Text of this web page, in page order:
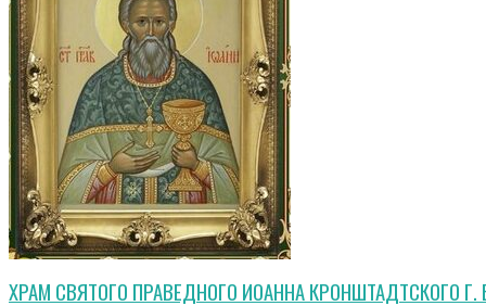
ХРАМ СВЯТОГО ПРАВЕДНОГО ИОАННА КРОНШТАДТСКОГО Г.